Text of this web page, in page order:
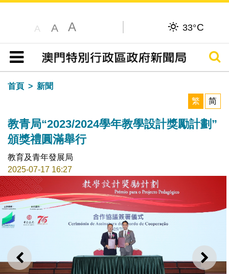
A A A 33°C
目錄
搜尋
首頁
新聞
繁
简
教青局“2023/2024學年教學設計獎勵計劃”
頒獎禮圓滿舉行
教育及青年發展局
2025-07-17 16:27
上一則 下一